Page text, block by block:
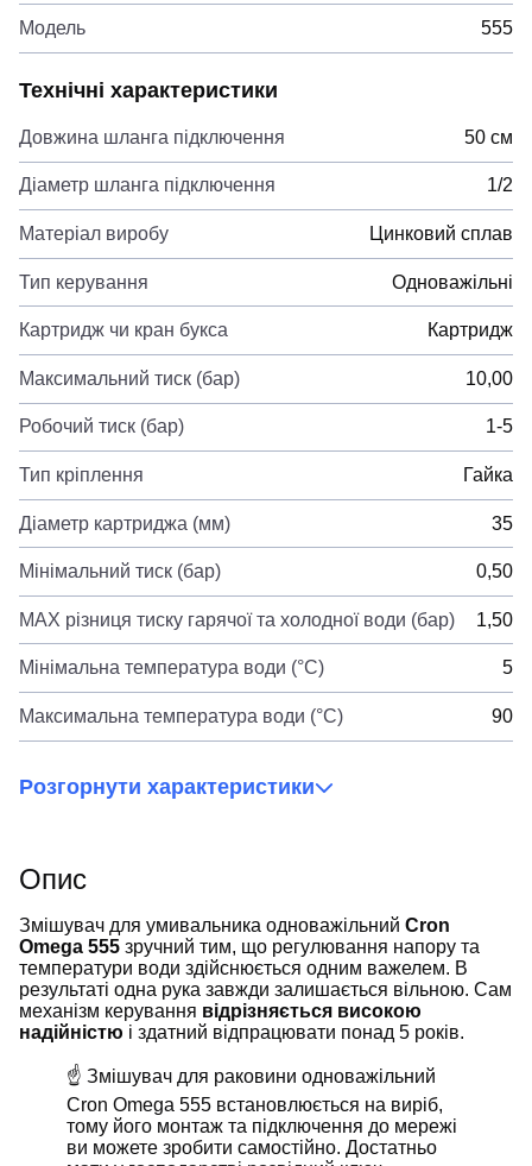
Модель 555
Технічні характеристики
Довжина шланга підключення 50 см
Діаметр шланга підключення 1/2
Матеріал виробу Цинковий сплав
Тип керування Одноважільні
Картридж чи кран букса Картридж
Максимальний тиск (бар) 10,00
Робочий тиск (бар) 1-5
Тип кріплення Гайка
Діаметр картриджа (мм) 35
Мінімальний тиск (бар) 0,50
MAX різниця тиску гарячої та холодної води (бар) 1,50
Мінімальна температура води (°C) 5
Максимальна температура води (°C) 90
Розгорнути характеристики
Опис
Змішувач для умивальника одноважільний Cron
Omega 555 зручний тим, що регулювання напору та
температури води здійснюється одним важелем. В
результаті одна рука завжди залишається вільною. Сам
механізм керування відрізняється високою
надійністю і здатний відпрацювати понад 5 років.
☝ Змішувач для раковини одноважільний
Cron Omega 555 встановлюється на виріб,
тому його монтаж та підключення до мережі
ви можете зробити самостійно. Достатньо